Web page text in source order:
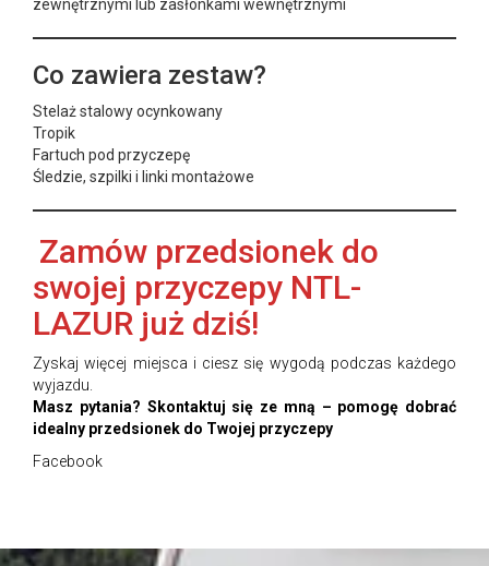
zewnętrznymi lub zasłonkami wewnętrznymi
Co zawiera zestaw?
Stelaż stalowy ocynkowany
Tropik
Fartuch pod przyczepę
Śledzie, szpilki i linki montażowe
Zamów przedsionek do
swojej przyczepy NTL-
LAZUR już dziś!
Zyskaj więcej miejsca i ciesz się wygodą podczas każdego
wyjazdu.
Masz pytania? Skontaktuj się ze mną – pomogę dobrać
idealny przedsionek do Twojej przyczepy
Facebook